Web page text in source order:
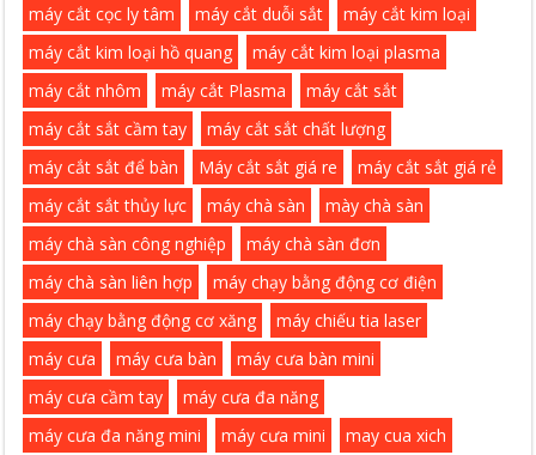
máy cắt cọc ly tâm
máy cắt duỗi sắt
máy cắt kim loại
máy cắt kim loại hồ quang
máy cắt kim loại plasma
máy cắt nhôm
máy cắt Plasma
máy cắt sắt
máy cắt sắt cầm tay
máy cắt sắt chất lượng
máy cắt sắt để bàn
Máy cắt sắt giá re
máy cắt sắt giá rẻ
máy cắt sắt thủy lực
máy chà sàn
mày chà sàn
máy chà sàn công nghiệp
máy chà sàn đơn
máy chà sàn liên hợp
máy chạy bằng động cơ điện
máy chạy bằng động cơ xăng
máy chiếu tia laser
máy cưa
máy cưa bàn
máy cưa bàn mini
máy cưa cầm tay
máy cưa đa năng
máy cưa đa năng mini
máy cưa mini
may cua xich